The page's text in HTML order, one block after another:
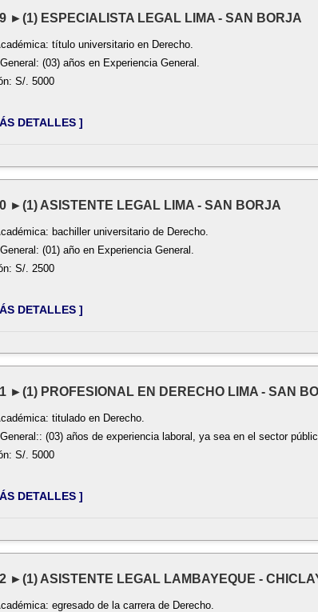
►(1) ESPECIALISTA LEGAL LIMA - SAN BORJA
título universitario en Derecho.
(03) años en Experiencia General.
S/. 5000
DETALLES ]
►(1) ASISTENTE LEGAL LIMA - SAN BORJA
bachiller universitario de Derecho.
(01) año en Experiencia General.
S/. 2500
DETALLES ]
►(1) PROFESIONAL EN DERECHO LIMA - SAN
titulado en Derecho.
(03) años de experiencia laboral, ya sea en el sector
S/. 5000
DETALLES ]
►(1) ASISTENTE LEGAL LAMBAYEQUE -
egresado de la carrera de Derecho.